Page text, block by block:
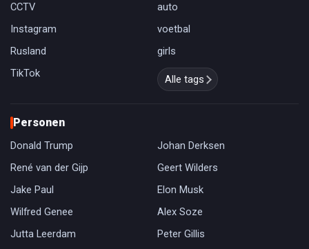
CCTV
auto
Instagram
voetbal
Rusland
girls
TikTok
Alle tags
Personen
Donald Trump
Johan Derksen
René van der Gijp
Geert Wilders
Jake Paul
Elon Musk
Wilfred Genee
Alex Soze
Jutta Leerdam
Peter Gillis